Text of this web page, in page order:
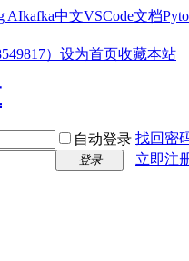
AIkafka中文VSCode文档
） 设为首页收藏本站
自动登录 找回密
登录 立即注